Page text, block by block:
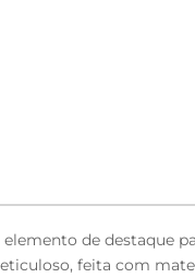
de destaque
feita com